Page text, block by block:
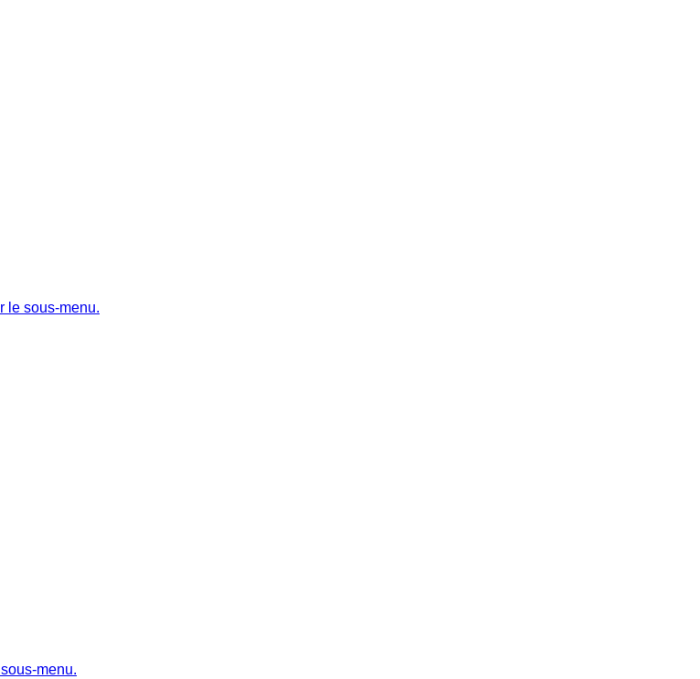
le sous-menu.
menu.